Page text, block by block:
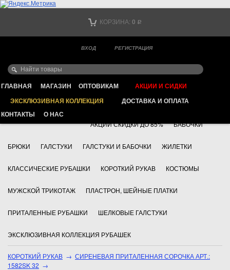
КОРЗИНА: 0 Р
ВХОД РЕГИСТРАЦИЯ
ГЛАВНАЯ МАГАЗИН ОПТОВИКАМ
АКЦИИ И СИДКИ
ЭКСКЛЮЗИВНАЯ КОЛЛЕКЦИЯ
ДОСТАВКА И ОПЛАТА
КОНТАКТЫ
О НАС
Ваш город -
ИНТЕРНЕТ МАГАЗИН КЛАССИЧЕСКОЙ МУЖСКОЙ ОДЕЖДЫ
+7 495 783 69 17 АКСЕССУАРЫ
АКЦИИ СКИДКИ ДО 85% БАБОЧКИ
БРЮКИ ГАЛСТУКИ ГАЛСТУКИ И БАБОЧКИ ЖИЛЕТКИ
КЛАССИЧЕСКИЕ РУБАШКИ КОРОТКИЙ РУКАВ КОСТЮМЫ
МУЖСКОЙ ТРИКОТАЖ ПЛАСТРОН, ШЕЙНЫЕ ПЛАТКИ
ПРИТАЛЕННЫЕ РУБАШКИ ШЕЛКОВЫЕ ГАЛСТУКИ
ЭКСКЛЮЗИВНАЯ КОЛЛЕКЦИЯ РУБАШЕК
КОРОТКИЙ РУКАВ → СИРЕНЕВАЯ ПРИТАЛЕННАЯ СОРОЧКА АРТ.:
1582SK 32 →